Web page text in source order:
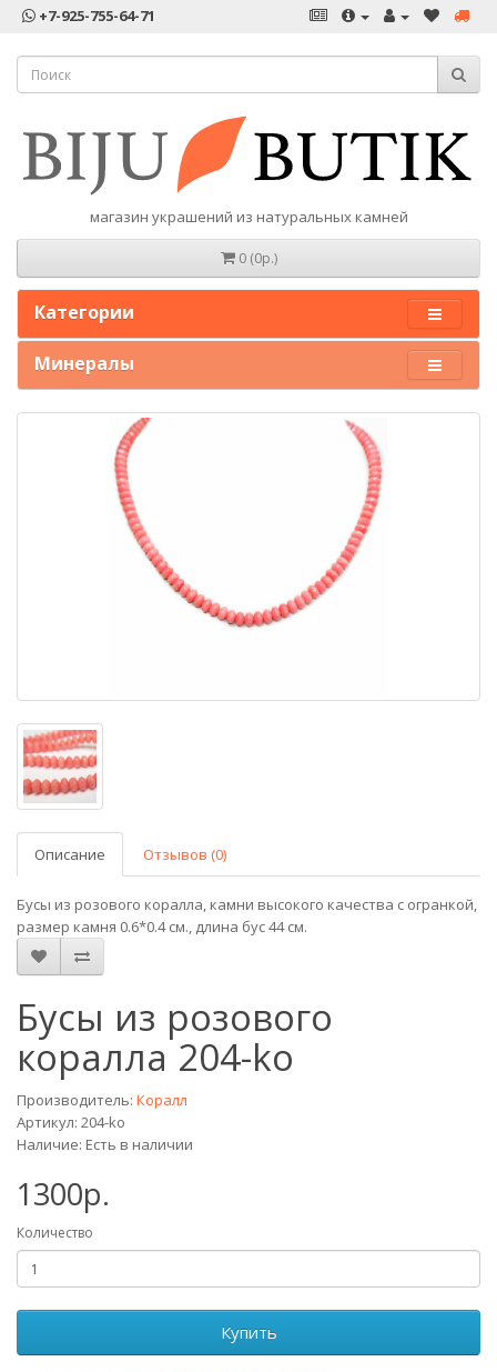
+7-925-755-64-71
магазин украшений из натуральных камней
0 (0р.)
Категории
Минералы
Описание Отзывов (0)
Бусы из розового коралла, камни высокого качества с огранкой,
размер камня 0.6*0.4 см., длина бус 44 см.
Бусы из розового
коралла 204-ko
Производитель: Коралл
Артикул: 204-ko
Наличие: Есть в наличии
1300р.
Количество
Купить